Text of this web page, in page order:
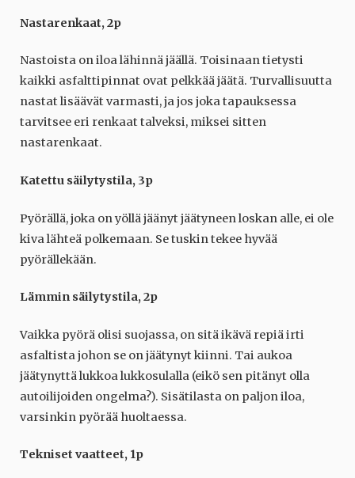
Nastarenkaat, 2p
Nastoista on iloa lähinnä jäällä. Toisinaan tietysti
kaikki asfalttipinnat ovat pelkkää jäätä. Turvallisuutta
nastat lisäävät varmasti, ja jos joka tapauksessa
tarvitsee eri renkaat talveksi, miksei sitten
nastarenkaat.
Katettu säilytystila, 3p
Pyörällä, joka on yöllä jäänyt jäätyneen loskan alle, ei ole
kiva lähteä polkemaan. Se tuskin tekee hyvää
pyörällekään.
Lämmin säilytystila, 2p
Vaikka pyörä olisi suojassa, on sitä ikävä repiä irti
asfaltista johon se on jäätynyt kiinni. Tai aukoa
jäätynyttä lukkoa lukkosulalla (eikö sen pitänyt olla
autoilijoiden ongelma?). Sisätilasta on paljon iloa,
varsinkin pyörää huoltaessa.
Tekniset vaatteet, 1p